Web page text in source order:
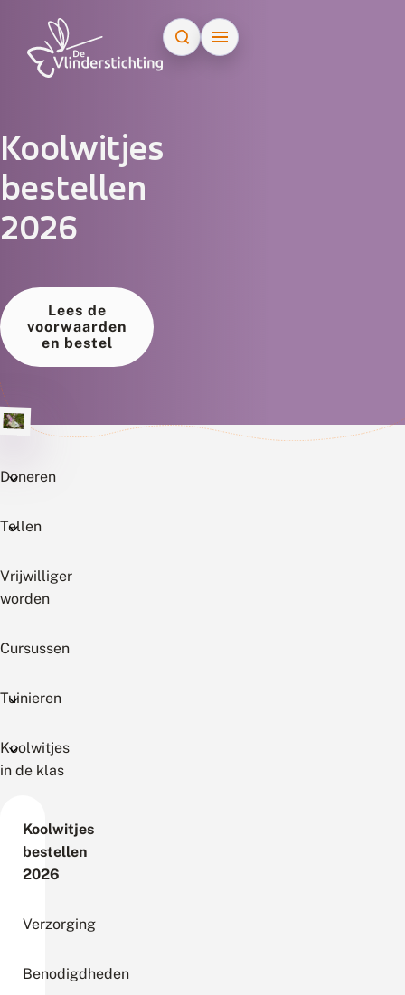
Koolwitjes
bestellen
2026
Lees de
voorwaarden
en bestel
Doneren
Tellen
Vrijwilliger
worden
Cursussen
Tuinieren
Koolwitjes
in de klas
Koolwitjes
bestellen
2026
Verzorging
Benodigdheden